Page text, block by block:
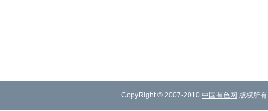
CopyRight © 2007-2010 中国有色网 版权所有